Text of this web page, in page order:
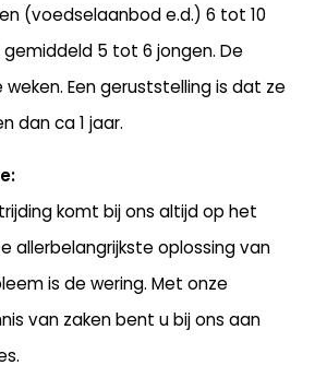
(voedselaanbod e.d.) 6 tot 10
5 tot 6 jongen. De
Een geruststelling is dat ze
dan ca 1 jaar.
komt bij ons altijd op het
allerbelangrijkste oplossing van
is de wering. Met onze
van zaken bent u bij ons aan